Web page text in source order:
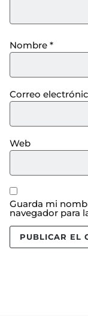
Nombre *
Correo
Web
Guarda mi
navegador para